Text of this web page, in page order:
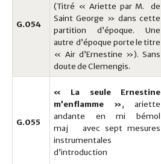
G.054
(Titré « Ariette par M. de
Saint George » dans cette
partition d’époque. Une
autre d’époque porte le titre
« Air d’Ernestine »). Sans
doute de Clemengis.
G.055
« La seule Ernestine
m’enflamme », ariette
andante en mi bémol
maj avec sept mesures
instrumentales
d’introduction